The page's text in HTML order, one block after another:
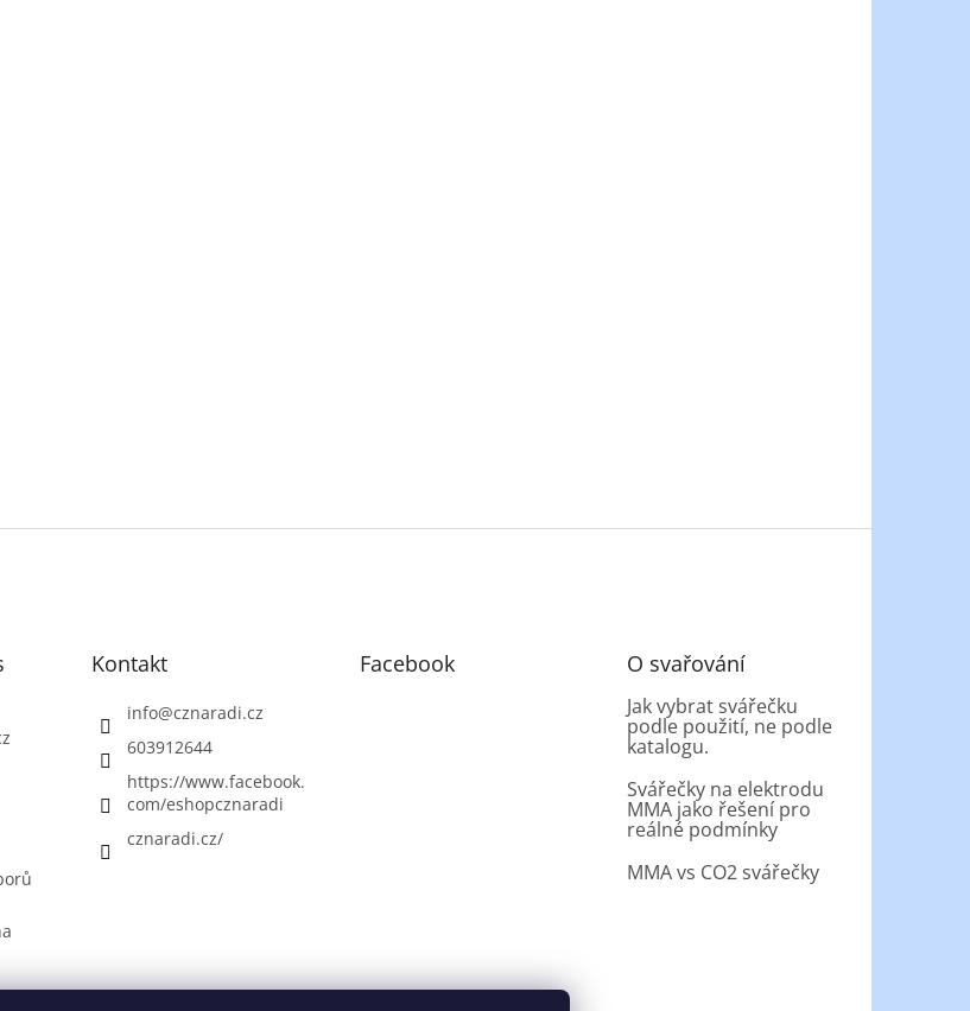
Kontakt
info@cznaradi.cz
603912644
https://www.facebook.
com/eshopcznaradi
cznaradi.cz/
Facebook O svařování
Jak vybrat svářečku
podle použití, ne podle
katalogu.
Svářečky na elektrodu
MMA jako řešení pro
reálné podmínky
MMA vs CO2 svářečky